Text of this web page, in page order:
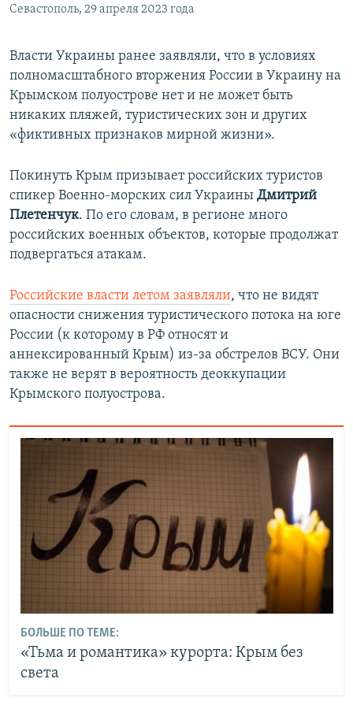
Севастополь, 29 апреля 2023 года
Власти Украины ранее заявляли, что в условиях
полномасштабного вторжения России в Украину на
Крымском полуострове нет и не может быть
никаких пляжей, туристических зон и других
«фиктивных признаков мирной жизни».
Покинуть Крым призывает российских туристов
спикер Военно-морских сил Украины Дмитрий
Плетенчук. По его словам, в регионе много
российских военных объектов, которые продолжат
подвергаться атакам.
Российские власти летом заявляли, что не видят
опасности снижения туристического потока на юге
России (к которому в РФ относят и
аннексированный Крым) из-за обстрелов ВСУ. Они
также не верят в вероятность деоккупации
Крымского полуострова.
БОЛЬШЕ ПО ТЕМЕ:
«Тьма и романтика» курорта: Крым без
света